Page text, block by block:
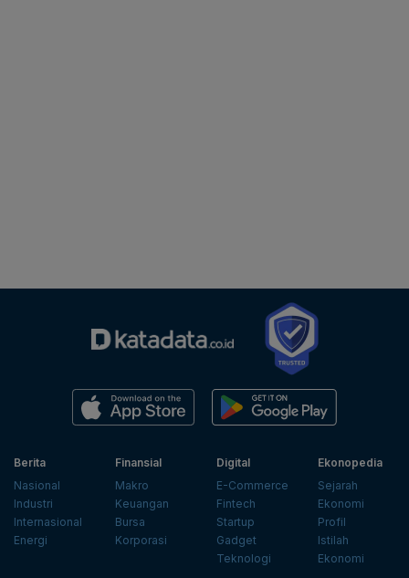
Berita
Nasional
Industri
Internasional
Energi
Finansial
Makro
Keuangan
Bursa
Korporasi
Digital
E-Commerce
Fintech
Startup
Gadget
Teknologi
Ekonopedia
Sejarah
Ekonomi
Profil
Istilah
Ekonomi